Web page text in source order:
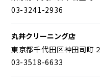
03-3241-2936
丸井クリーニング店
東京都千代田区神田司町
03-3518-6633